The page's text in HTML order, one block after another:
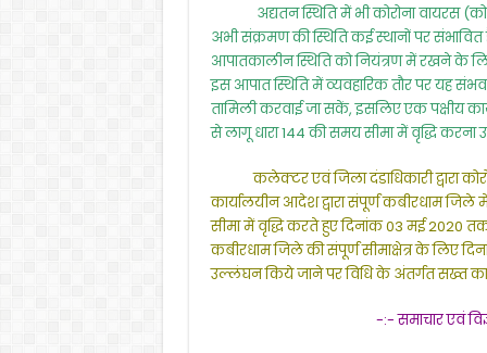
अद्यतन स्थिति में भी कोरोना वायरस
अभी संक्रमण की स्थिति कई स्थानों पर
आपातकालीन स्थिति को नियंत्रण में रखने के
इस आपात स्थिति में व्यवहारिक तौर पर यह
तामिली करवाई जा सकें, इसलिए एक पक्षीय
से लागू धारा 144 की समय सीमा में वृद्धि करना
कलेक्टर एवं जिला दंडाधिकारी द्वारा
कार्यालयीन आदेश द्वारा संपूर्ण कबीरधाम जिले
सीमा में वृद्धि करते हुए दिनांक 03 मई 2020
कबीरधाम जिले की संपूर्ण सीमाक्षेत्र के लिए
उल्लंघन किये जाने पर विधि के अंतर्गत सख्त
-:- समाचार एवं